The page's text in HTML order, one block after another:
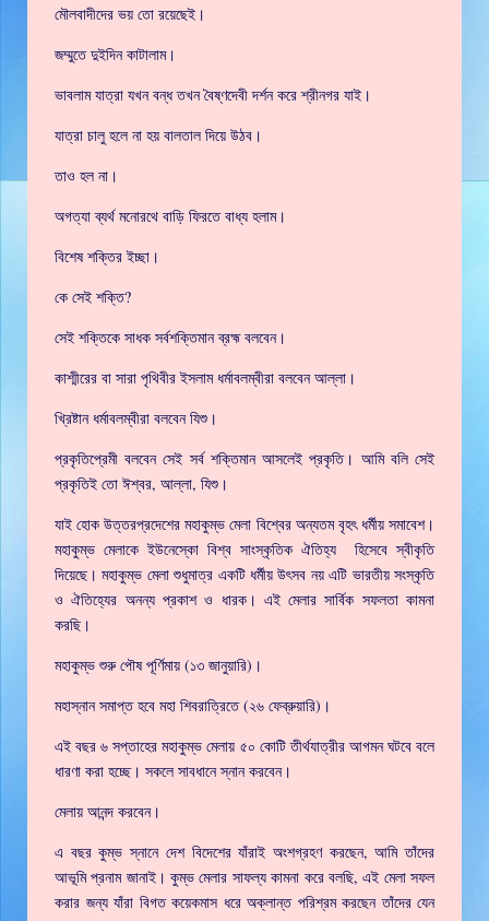
মৌলবাদীদের ভয় তো রয়েছেই।
জম্মুতে দুইদিন কাটালাম।
ভাবলাম যাত্রা যখন বন্ধ তখন বৈষ্ণদেবী দর্শন করে শ্রীনগর যাই।
যাত্রা চালু হলে না হয় বালতাল দিয়ে উঠব।
তাও হল না।
অগত্যা ব্যর্থ মনোরথে বাড়ি ফিরতে বাধ্য হলাম।
বিশেষ শক্তির ইচ্ছা।
কে সেই শক্তি?
সেই শক্তিকে সাধক সর্বশক্তিমান ব্রহ্ম বলবেন।
কাশ্মীরের বা সারা পৃথিবীর ইসলাম ধর্মাবলম্বীরা বলবেন আল্লা।
খ্রিষ্টান ধর্মাবলম্বীরা বলবেন যিশু।
প্রকৃতিপ্রেমী বলবেন সেই সর্ব শক্তিমান আসলেই প্রকৃতি। আমি বলি সেই
প্রকৃতিই তো ঈশ্বর, আল্লা, যিশু।
যাই হোক উত্তরপ্রদেশের মহাকুম্ভ মেলা বিশ্বের অন্যতম বৃহৎ ধর্মীয় সমাবেশ।
মহাকুম্ভ মেলাকে ইউনেস্কো বিশ্ব সাংস্কৃতিক ঐতিহ্য হিসেবে স্বীকৃতি
দিয়েছে। মহাকুম্ভ মেলা শুধুমাত্র একটি ধর্মীয় উৎসব নয় এটি ভারতীয় সংস্কৃতি
ও ঐতিহ্যের অনন্য প্রকাশ ও ধারক। এই মেলার সার্বিক সফলতা কামনা
করছি।
মহাকুম্ভ শুরু পৌষ পূর্ণিমায় (১৩ জানুয়ারি)।
মহাস্নান সমাপ্ত হবে মহা শিবরাত্রিতে (২৬ ফেব্রুয়ারি)।
এই বছর ৬ সপ্তাহের মহাকুম্ভ মেলায় ৫০ কোটি তীর্থযাত্রীর আগমন ঘটবে বলে
ধারণা করা হচ্ছে। সকলে সাবধানে স্নান করবেন।
মেলায় আনন্দ করবেন।
এ বছর কুম্ভ স্নানে দেশ বিদেশের যাঁরাই অংশগ্রহণ করছেন, আমি তাঁদের
আভূমি প্রনাম জানাই। কুম্ভ মেলার সাফল্য কামনা করে বলছি, এই মেলা সফল
করার জন্য যাঁরা বিগত কয়েকমাস ধরে অক্লান্ত পরিশ্রম করছেন তাঁদের যেন